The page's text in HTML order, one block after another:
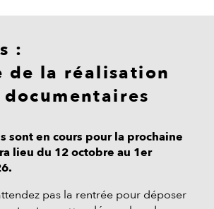
:
de la réalisation
sont en cours pour la prochaine
lieu du 12 octobre au 1er
pas la rentrée pour déposer